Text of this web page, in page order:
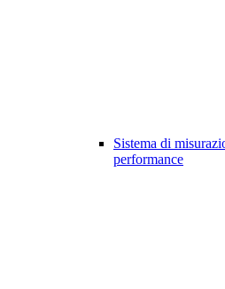
Sistema di
performance